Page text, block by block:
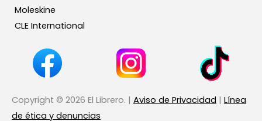
Moleskine
CLE International
Copyright © 2026 El Librero. | Aviso de Privacidad | Línea
de ética y denuncias